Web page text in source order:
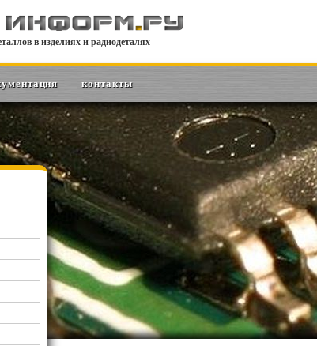
в изделиях и радиодеталях
контакты